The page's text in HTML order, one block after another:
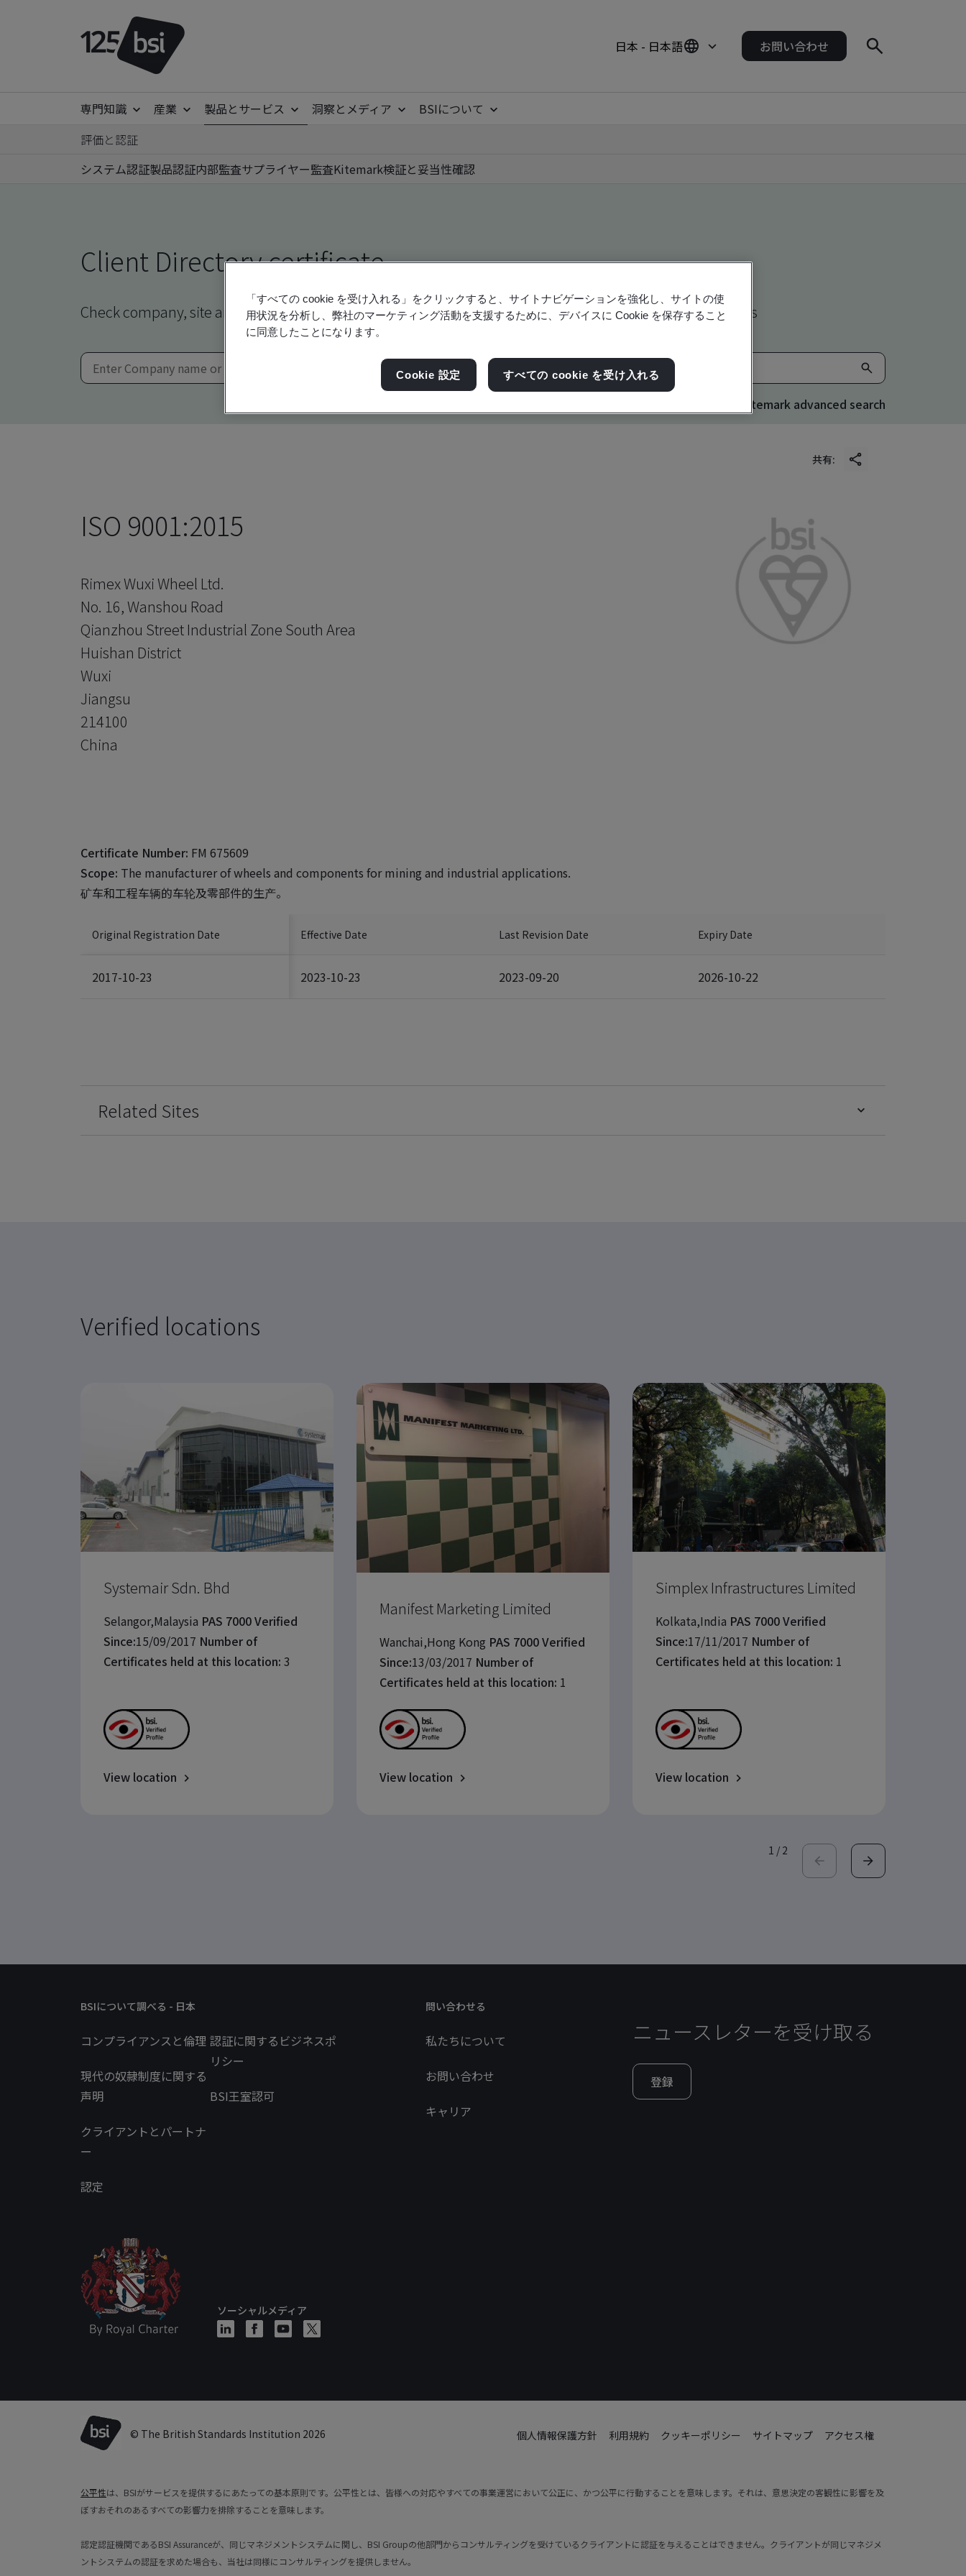
日本 - 日本語 お問い合わせ
専門知識 産業 製品とサービス 洞察とメディア
BSIについて
評価と認証
システム認証製品認証内部監査サプライヤー監査Kitemark検証と妥当性確認
Client Directory certificate
Check company, site and product certificates - Validation and Verification, Japanese and global companies
Kitemark advanced search
共有:
ISO 9001:2015
Rimex Wuxi Wheel Ltd.
No. 16, Wanshou Road
Qianzhou Street Industrial Zone South Area
Huishan District
Wuxi
Jiangsu
214100
China
Certificate Number: FM 675609
Scope: The manufacturer of wheels and components for mining and industrial applications.
矿车和工程车辆的车轮及零部件的生产。
Original Registration Date Effective Date Last Revision Date Expiry Date
2017-10-23 2023-10-23 2023-09-20 2026-10-22
Related Sites
Verified locations
Systemair Sdn. Bhd
Selangor,Malaysia PAS 7000 Verified
Since:15/09/2017 Number of
Certificates held at this location: 3
View location
Manifest Marketing Limited
Wanchai,Hong Kong PAS 7000 Verified
Since:13/03/2017 Number of
Certificates held at this location: 1
View location
Simplex Infrastructures Limited
Kolkata,India PAS 7000 Verified
Since:17/11/2017 Number of
Certificates held at this location: 1
View location
1 / 2
BSIについて調べる - 日本
コンプライアンスと倫理
現代の奴隷制度に関する
声明
クライアントとパートナ
ー
認定
認証に関するビジネスポ
リシー
BSI王室認可
ソーシャルメディア
問い合わせる
私たちについて
お問い合わせ
キャリア
ニュースレターを受け取る
登録
© The British Standards Institution 2026 個人情報保護方針 利用規約 クッキーポリシー サイトマップ アクセス権
公平性は、BSIがサービスを提供するにあたっての基本原則です。公平性とは、皆様への対応やすべての事業運営において公正に、かつ公平に行動することを意味します。それは、意思決定の客観性に影響を及
ぼすおそれのあるすべての影響力を排除することを意味します。
認定認証機関であるBSI Assuranceが、同じマネジメントシステムに関し、BSI Groupの他部門からコンサルティングを受けているクライアントに認証を与えることはできません。クライアントが同じマネジメ
ントシステムの認証を求めた場合も、当社は同様にコンサルティングを提供しません。
「すべての cookie を受け入れる」をクリックすると、サイトナビゲーションを強化し、サイトの使
用状況を分析し、弊社のマーケティング活動を支援するために、デバイスに Cookie を保存すること
に同意したことになります。
Cookie 設定 すべての cookie を受け入れる